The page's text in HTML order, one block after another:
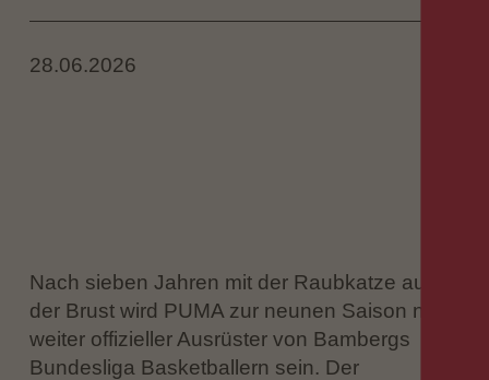
28.06.2026
Nach sieben Jahren mit der Raubkatze auf
der Brust wird PUMA zur neunen Saison nicht
weiter offizieller Ausrüster von Bambergs
Bundesliga Basketballern sein. Der